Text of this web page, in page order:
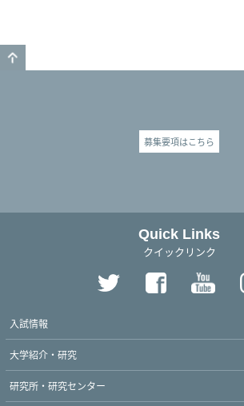
募集要項はこちら
Quick Links
クイックリンク
入試情報
大学紹介・研究
研究所・研究センター